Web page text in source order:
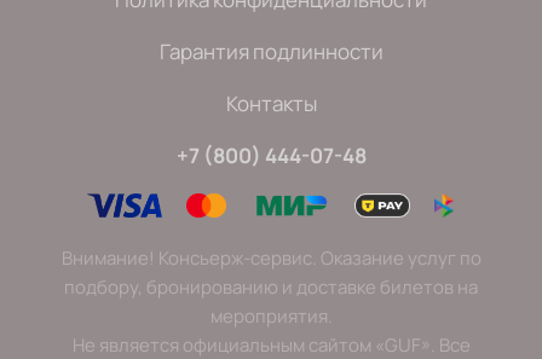
Гарантия подлинности
Контакты
+7 (800) 444-07-48
Внимание! Консьерж-сервис. Оказание услуг по
подбору, бронированию и доставке билетов на
мероприятия.
Не является официальным сайтом «GUF». Все